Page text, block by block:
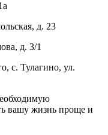
д. 23
д. 3/1
с. Тулагино, ул.
вашу жизнь проще и